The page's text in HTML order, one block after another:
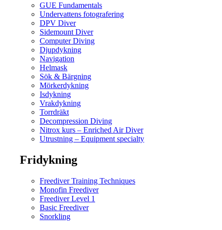
GUE Fundamentals
Undervattens fotografering
DPV Diver
Sidemount Diver
Computer Diving
Djupdykning
Navigation
Helmask
Sök & Bärgning
Mörkerdykning
Isdykning
Vrakdykning
Torrdräkt
Decompression Diving
Nitrox kurs – Enriched Air Diver
Utrustning – Equipment specialty
Fridykning
Freediver Training Techniques
Monofin Freediver
Freediver Level 1
Basic Freediver
Snorkling